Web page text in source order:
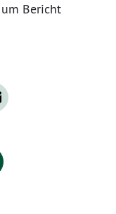
Bericht